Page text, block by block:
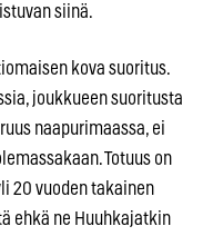
siinä.
kova suoritus.
joukkueen suoritusta
naapurimaassa, ei
Totuus on
20 vuoden takainen
ehkä ne Huuhkajatkin